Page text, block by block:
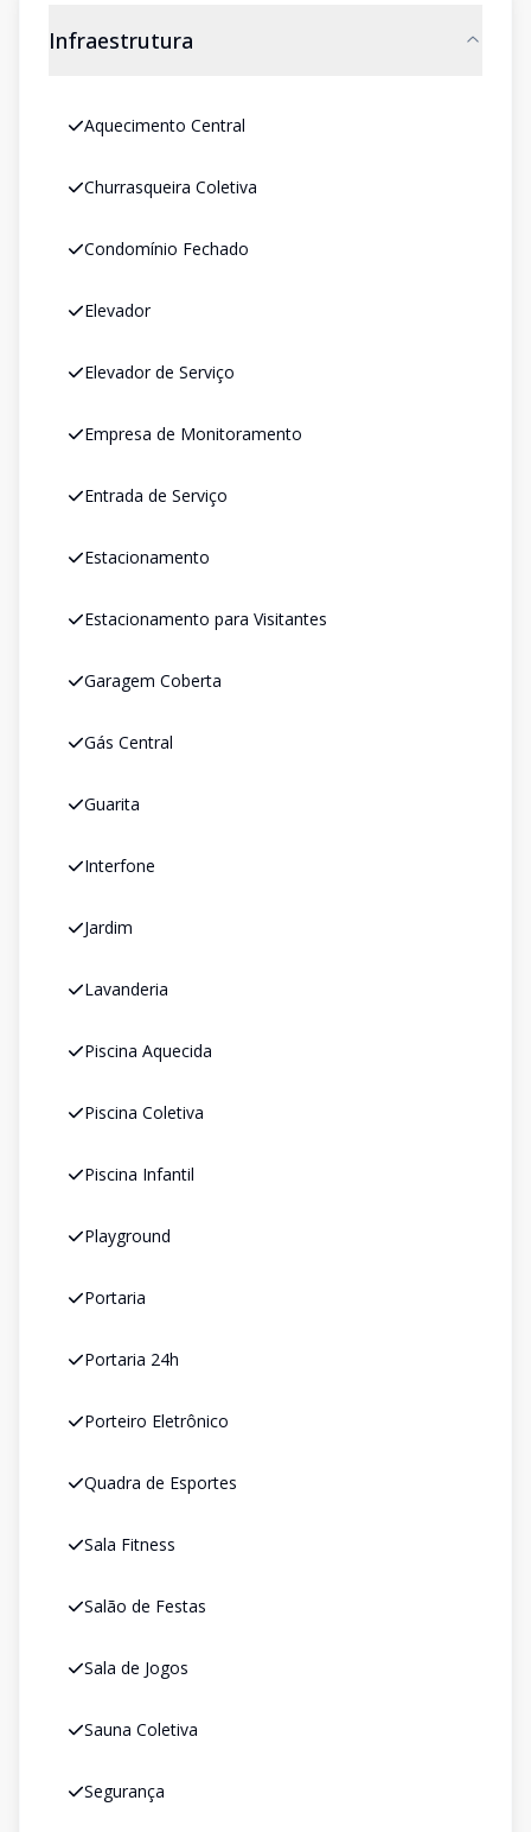
Infraestrutura
Aquecimento Central
Churrasqueira Coletiva
Condomínio Fechado
Elevador
Elevador de Serviço
Empresa de Monitoramento
Entrada de Serviço
Estacionamento
Estacionamento para Visitantes
Garagem Coberta
Gás Central
Guarita
Interfone
Jardim
Lavanderia
Piscina Aquecida
Piscina Coletiva
Piscina Infantil
Playground
Portaria
Portaria 24h
Porteiro Eletrônico
Quadra de Esportes
Sala Fitness
Salão de Festas
Sala de Jogos
Sauna Coletiva
Segurança